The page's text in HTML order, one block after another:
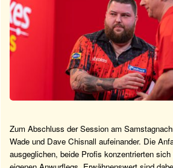
Zum Abschluss der Session am
Wade und Dave Chisnall aufeinander. Die
ausgeglichen, beide Profis konzentrierten